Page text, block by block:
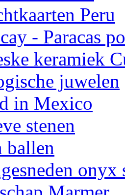
Peru
- Paracas
keramiek
juwelen
in Mexico
stenen
ballen
onyx